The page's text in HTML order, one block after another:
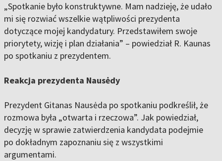
„Spotkanie było konstruktywne. Mam nadzieję, że udało
mi się rozwiać wszelkie wątpliwości prezydenta
dotyczące mojej kandydatury. Przedstawiłem swoje
priorytety, wizję i plan działania” – powiedział R. Kaunas
po spotkaniu z prezydentem.
Reakcja prezydenta Nausėdy
Prezydent Gitanas Nausėda po spotkaniu podkreślił, że
rozmowa była „otwarta i rzeczowa”. Jak powiedział,
decyzję w sprawie zatwierdzenia kandydata podejmie
po dokładnym zapoznaniu się z wszystkimi
argumentami.